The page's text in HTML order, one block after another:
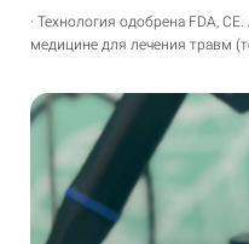
· Технология одобрена FDA,
медицине для лечения травм